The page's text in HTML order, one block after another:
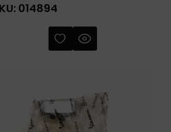
014894